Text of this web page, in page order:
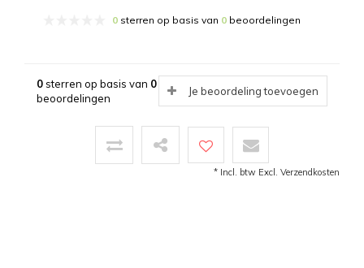
0 sterren op basis van 0 beoordelingen
0sterren op basis van 0
beoordelingen
Je beoordeling toevoegen
* Incl. btw Excl. Verzendkosten